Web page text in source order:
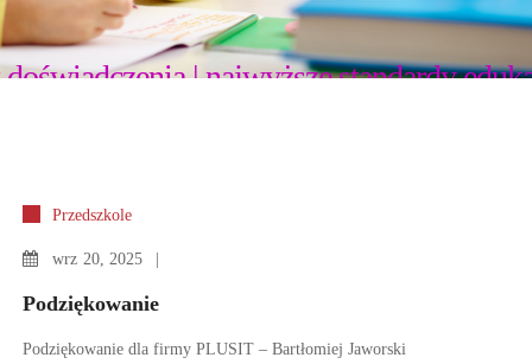
Przedszkole
wrz 20, 2025
Podziękowanie
Podziękowanie dla firmy PLUSIT – Bartłomiej Jaworski